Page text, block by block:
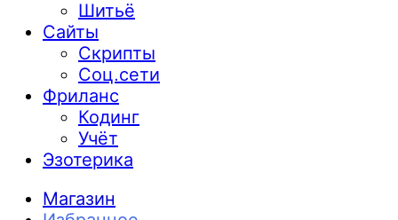
Шитьё
Сайты
Скрипты
Соц.сети
Фриланс
Кодинг
Учёт
Эзотерика
Магазин